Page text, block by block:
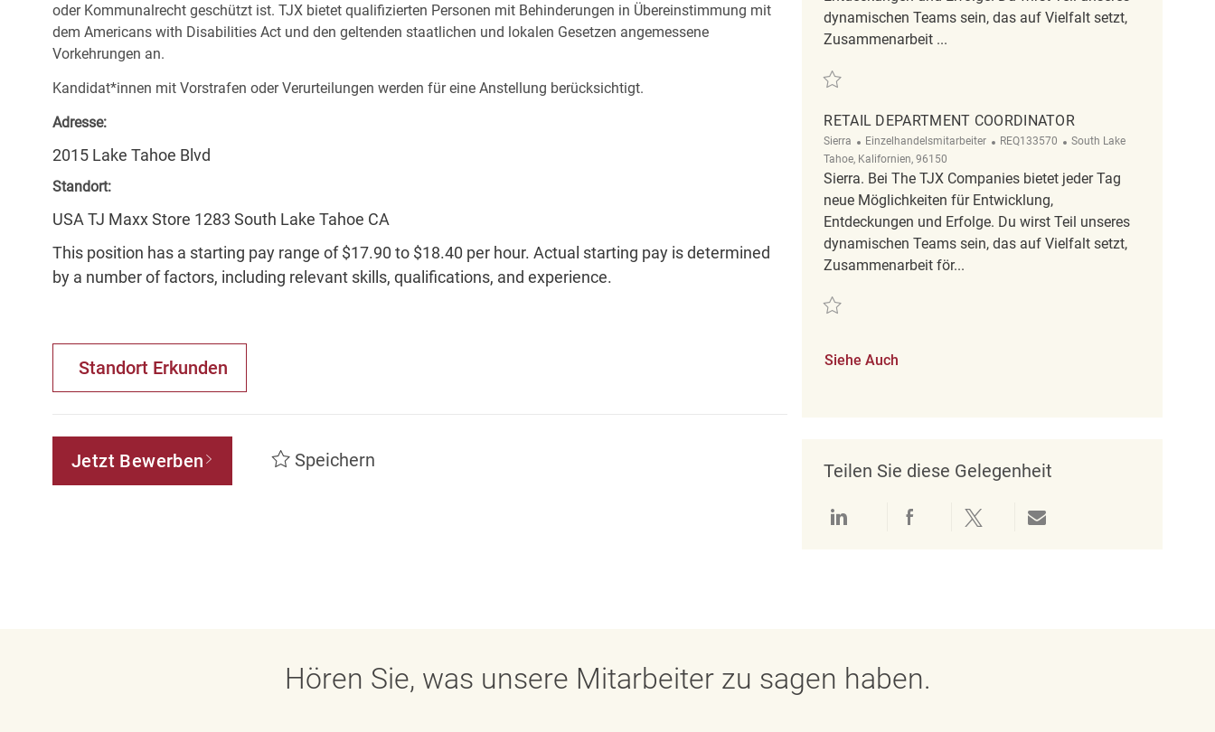
oder Kommunalrecht geschützt ist. TJX bietet qualifizierten Personen mit Behinderungen in Übereinstimmung mit
dem Americans with Disabilities Act und den geltenden staatlichen und lokalen Gesetzen angemessene
Vorkehrungen an.
Kandidat*innen mit Vorstrafen oder Verurteilungen werden für eine Anstellung berücksichtigt.
Adresse:
2015 Lake Tahoe Blvd
Standort:
USA TJ Maxx Store 1283 South Lake Tahoe CA
This position has a starting pay range of $17.90 to $18.40 per hour. Actual starting pay is determined
by a number of factors, including relevant skills, qualifications, and experience.
Standort Erkunden
Jetzt Bewerben Speichern
dynamischen Teams sein, das auf Vielfalt setzt,
Zusammenarbeit ...
Retten Retail Department Supervisor REQ117878
RETAIL DEPARTMENT COORDINATOR
Sierra Kategorie
Einzelhandelsmitarbeiter ReqId
REQ133570 Ort
South Lake
Tahoe, Kalifornien, 96150
Sierra. Bei The TJX Companies bietet jeder Tag
neue Möglichkeiten für Entwicklung,
Entdeckungen und Erfolge. Du wirst Teil unseres
dynamischen Teams sein, das auf Vielfalt setzt,
Zusammenarbeit för...
Retten Retail Department Coordinator REQ133570
Siehe Auch
Teilen Sie diese Gelegenheit
Über LinkedIn teilenÜber Facebook teilen
Über Twitter teilenPer E-Mail teilen
Hören Sie, was unsere Mitarbeiter zu sagen haben.